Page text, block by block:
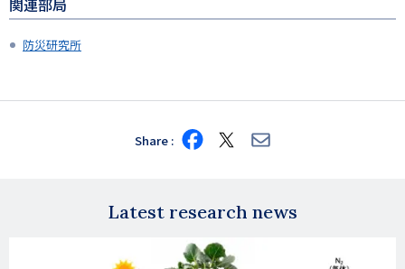
関連部局
防災研究所
Share Share
on
Share
on
Share
via
Latest research news